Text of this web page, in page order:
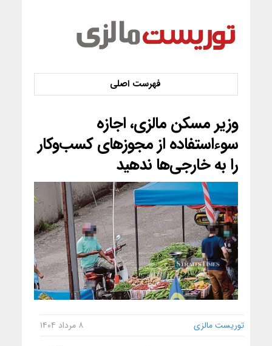
وزیر مسکن مالزی، اجازه
سوءاستفاده از مجوزهای کسب‌وکار
را به خارجی‌ها ندهید
توریست مالزی ۸ مرداد ۱۴۰۴